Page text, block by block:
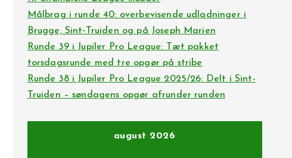
Målbrag i runde 40: overbevisende udladninger i
Brugge, Sint‑Truiden og på Joseph Marien
Runde 39 i Jupiler Pro League: Tæt pakket
torsdagsrunde med tre opgør på stribe
Runde 38 i Jupiler Pro League 2025/26: Delt i Sint-
Truiden – søndagens opgør afrunder runden
august 2026